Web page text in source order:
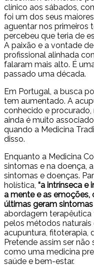
clínico aos sábados,
foi um dos seus
aguentar nos primeiros
percebeu que teria de
A paixão e a vontade
profissional alinhada
falaram mais alto. É
passado uma década.
Em Portugal, a busca
tem aumentado. A
conhecido e
ainda é muito
quando a Medicina
disso.
Enquanto a Medicina
sintomas e na doença,
sintomas e doenças.
holística, “a intrínseca e
a mente e as
últimas geram
abordagem
pelos métodos naturais
acupuntura, fitoterapia,
Pretende assim ser
como uma medicina
saúde e bem-estar.